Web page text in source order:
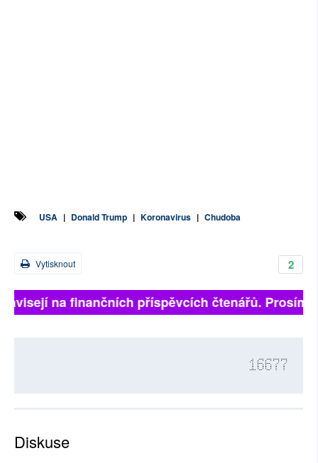
USA | Donald Trump | Koronavirus | Chudoba
2
Vytisknout
na finančních příspěvcích čtenářů. Prosíme,
16677
Diskuse